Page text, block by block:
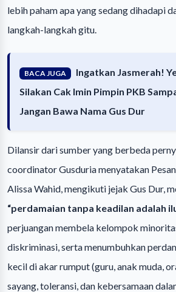
lebih paham apa yang sedang dihadapi
langkah-langkah gitu.
BACA JUGA
Ingatkan Jasmerah!
Silakan Cak Imin Pimpin PKB
Jangan Bawa Nama Gus Dur
Dilansir dari sumber yang berbeda
coordinator Gusduria menyatakan
Alissa Wahid, mengikuti jejak Gus Dur,
“perdamaian tanpa keadilan adalah
perjuangan membela kelompok
diskriminasi, serta menumbuhkan
kecil di akar rumput (guru, anak muda,
sayang, toleransi, dan kebersamaan